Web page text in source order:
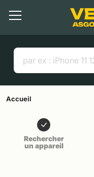
Contenu principal
Menu
Liens utiles
Accueil
Rechercher
un appareil